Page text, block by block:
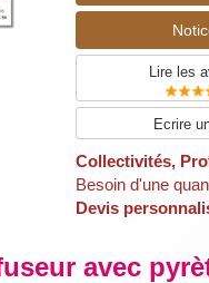
Lire les
Ecrire
Collectivités,
Besoin d'une
Devis
avec